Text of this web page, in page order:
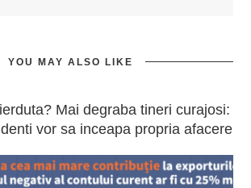
YOU MAY ALSO LIKE
Mai degraba tineri curajosi:
vor sa inceapa propria afacere